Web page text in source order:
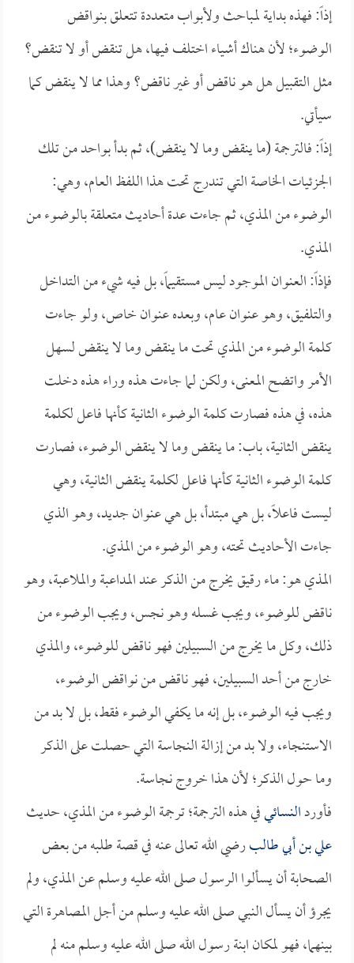
إذاً: فهذه بداية لمباحث ولأبواب متعددة تتعلق بنواقض
الوضوء؛ لأن هناك أشياء اختلف فيها، هل تنقض أو لا تنقض؟
مثل التقبيل هل هو ناقض أو غير ناقض؟ وهذا مما لا ينقض كما
سيأتي.
إذاً: فالترجمة (ما ينقض وما لا ينقض)، ثم بدأ بواحد من تلك
الجزئيات الخاصة التي تندرج تحت هذا اللفظ العام، وهي:
الوضوء من المذي، ثم جاءت عدة أحاديث متعلقة بالوضوء من
المذي.
فإذاً: العنوان الموجود ليس مستقيماً، بل فيه شيء من التداخل
والتلفيق، وهو عنوان عام، وبعده عنوان خاص، ولو جاءت
كلمة الوضوء من المذي تحت ما ينقض وما لا ينقض لسهل
الأمر واتضح المعنى، ولكن لما جاءت هذه وراء هذه دخلت
هذه، في هذه فصارت كلمة الوضوء الثانية كأنها فاعل لكلمة
ينقض الثانية، باب: ما ينقض وما لا ينقض الوضوء، فصارت
كلمة الوضوء الثانية كأنها فاعل لكلمة ينقض الثانية، وهي
ليست فاعلاً، بل هي مبتدأ، بل هي عنوان جديد، وهو الذي
جاءت الأحاديث تحته، وهو الوضوء من المذي.
المذي هو: ماء رقيق يخرج من الذكر عند المداعبة والملاعبة، وهو
ناقض للوضوء، ويجب غسله وهو نجس، ويجب الوضوء من
ذلك، وكل ما يخرج من السبيلين فهو ناقض للوضوء، والمذي
خارج من أحد السبيلين، فهو ناقض من نواقض الوضوء،
ويجب فيه الوضوء، بل إنه ما يكفي الوضوء فقط، بل لا بد من
الاستنجاء، ولا بد من إزالة النجاسة التي حصلت على الذكر
وما حول الذكر؛ لأن هذا خروج نجاسة.
فأوردالنسائيفي هذه الترجمة؛ ترجمة الوضوء من المذي، حديث
علي بن أبي طالبرضي الله تعالى عنه في قصة طلبه من بعض
الصحابة أن يسألوا الرسول صلى الله عليه وسلم عن المذي، ولم
يجرؤ أن يسأل النبي صلى الله عليه وسلم من أجل المصاهرة التي
بينهما، فهو لمكان ابنة رسول الله صلى الله عليه وسلم منه لم